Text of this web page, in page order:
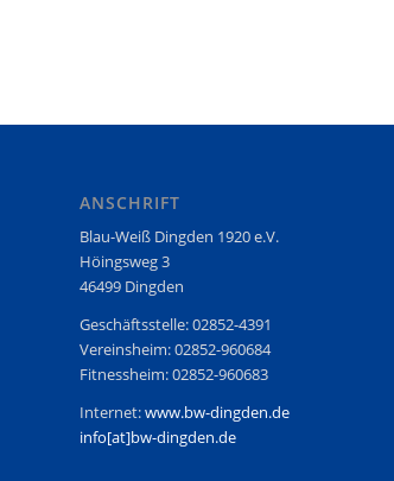
ANSCHRIFT
Blau-Weiß Dingden 1920 e.V.
Höingsweg 3
46499 Dingden
Geschäftsstelle: 02852-4391
Vereinsheim: 02852-960684
Fitnessheim: 02852-960683
Internet:www.bw-dingden.de
info[at]bw-dingden.de